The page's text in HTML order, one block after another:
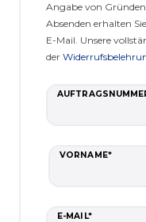
Angabe von
Absenden erhalten
E-Mail. Unsere
der
VORNAME*
E-MAIL*